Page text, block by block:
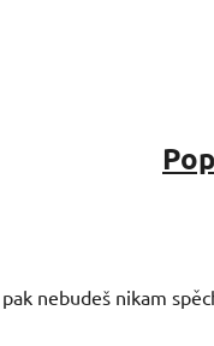
nebudeš nikam